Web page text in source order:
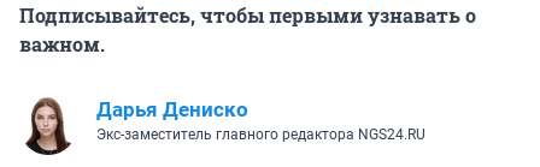
Подписывайтесь, чтобы первыми узнавать о
важном.
Дарья Дениско
Экс-заместитель главного редактора NGS24.RU